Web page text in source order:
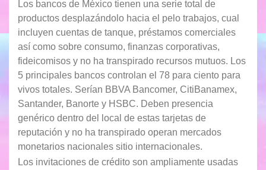
Los bancos de México tienen una serie total de
productos desplazándolo hacia el pelo trabajos, cual
incluyen cuentas de tanque, préstamos comerciales
así­ como sobre consumo, finanzas corporativas,
fideicomisos y no ha transpirado recursos mutuos. Los
5 principales bancos controlan el 78 para ciento para
vivos totales. Serían BBVA Bancomer, CitiBanamex,
Santander, Banorte y HSBC. Deben presencia
genérico dentro del local de estas tarjetas de
reputación y no ha transpirado operan mercados
monetarios nacionales sitio internacionales.
Los invitaciones de crédito son ampliamente usadas